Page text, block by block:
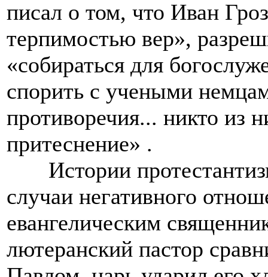
писал о том, что Иван
терпимостью вер»,
«собираться для
спорить с учеными
противоречия... никто из
притеснение» .
Истории
случаи негативного
евангелическим
лютеранский пастор